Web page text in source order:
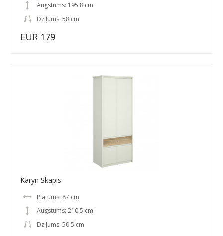
Augstums: 195.8 cm
Dziļums: 58 cm
EUR 179
Karyn Skapis
Platums: 87 cm
Augstums: 210.5 cm
Dziļums: 50.5 cm